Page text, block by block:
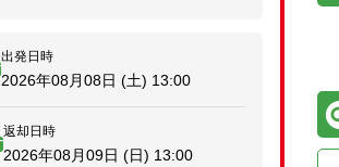
出発日時
2026年08月08日 (土) 13:00
返却日時
2026年08月09日 (日) 13:00